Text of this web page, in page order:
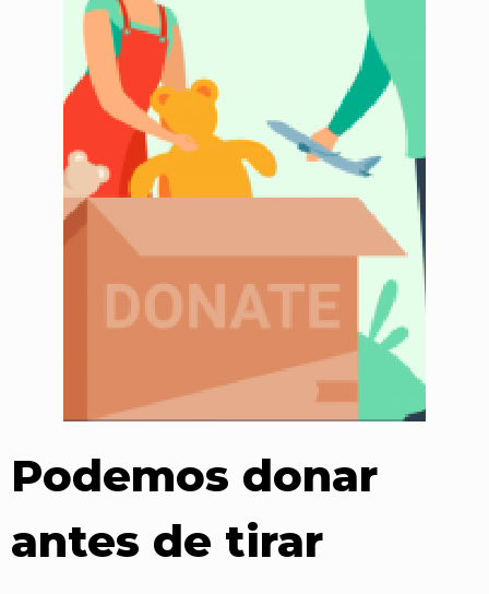
Podemos donar
antes de tirar
Primer Premio
Concurso De
Belenes.